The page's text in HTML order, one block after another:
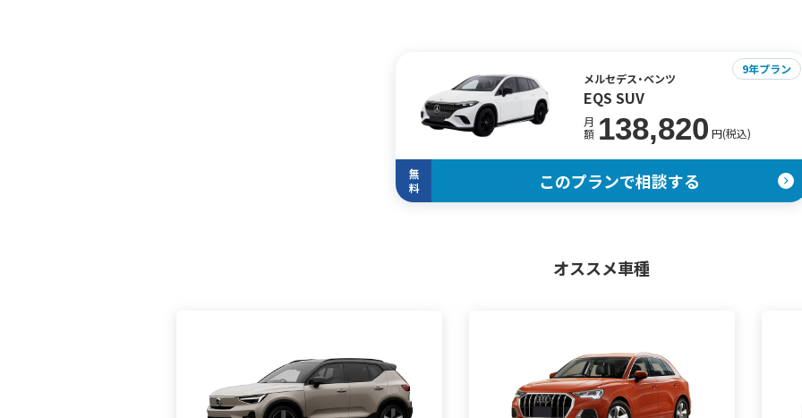
メルセデス・ベンツ
EQS SUV
月
額 138,820 円(税込)
9年プラン
無
料
このプランで相談する
オススメ車種